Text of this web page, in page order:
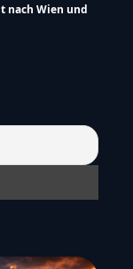
nach Wien und